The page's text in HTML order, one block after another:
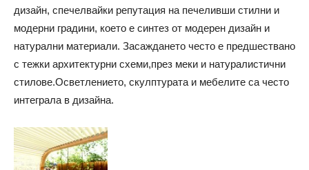
дизайн, спечелвайки репутация на печеливши стилни и
модерни градини, което е синтез от модерен дизайн и
натурални материали. Засаждането често е предшествано
с тежки архитектурни схеми,през меки и натуралистични
стилове.Осветлението, скулптурата и мебелите са често
интеграла в дизайна.